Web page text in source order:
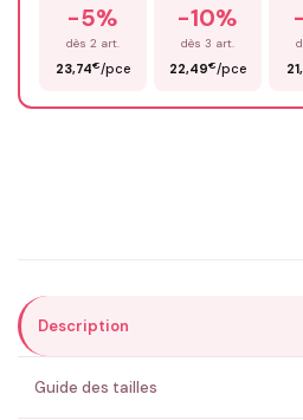
Prénom*
ENVOYER MA
-5%
dès 2 art.
23,74€/pce
-10%
dès 3 art.
22,49€/pce
Description
Guide des tailles